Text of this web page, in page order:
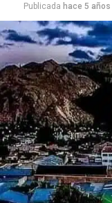
Publicada hace 5 años